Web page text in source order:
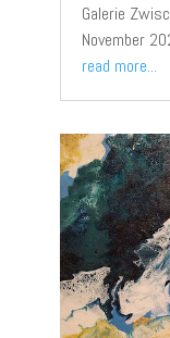
Galerie
November
read more...